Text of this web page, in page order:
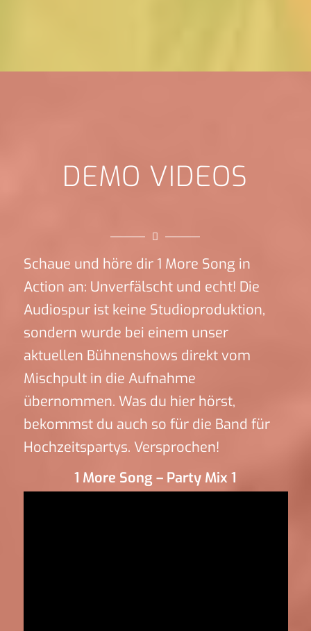
DEMO VIDEOS
Schaue und höre dir 1 More Song in
Action an: Unverfälscht und echt! Die
Audiospur ist keine Studioproduktion,
sondern wurde bei einem unser
aktuellen Bühnenshows direkt vom
Mischpult in die Aufnahme
übernommen. Was du hier hörst,
bekommst du auch so für die Band für
Hochzeitspartys. Versprochen!
1 More Song – Party Mix 1